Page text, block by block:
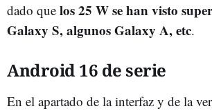
dado que los 25 W se han visto
Galaxy S, algunos Galaxy A, etc.
Android 16 de serie
En el apartado de la interfaz y de la